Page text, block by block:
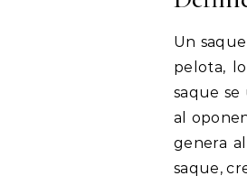
Un
pelota,
saque
al
genera
saque,